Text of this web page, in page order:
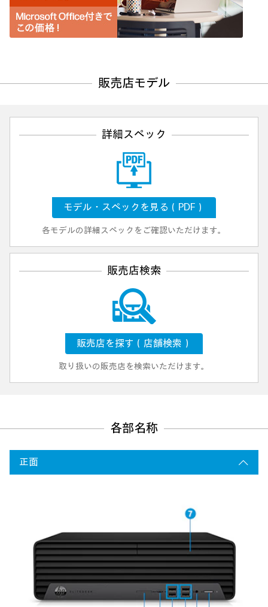
販売店モデル
詳細スペック
モデル・スペックを見る（PDF）
各モデルの詳細スペックをご確認いただけます。
販売店検索
販売店を探す（店舗検索）
取り扱いの販売店を検索いただけます。
各部名称
正面